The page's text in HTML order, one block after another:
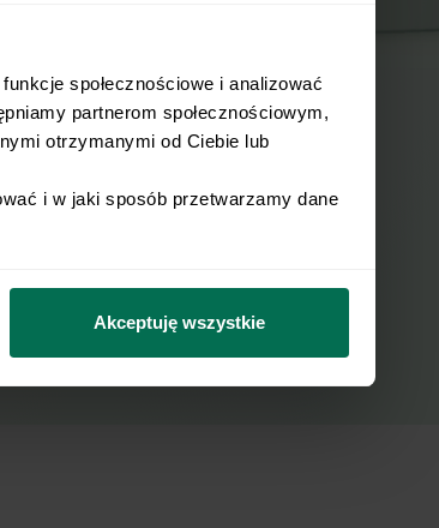
społecznościowe i analizować
partnerom społecznościowym,
otrzymanymi od Ciebie lub
i w jaki sposób przetwarzamy dane
Akceptuję wszystkie